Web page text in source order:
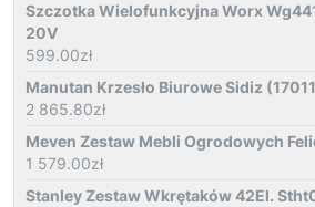
Szczotka Wielofunkcyjna Worx
20V
599.00zł
Manutan Krzesło Biurowe Sidiz
2 865.80zł
Meven Zestaw Mebli Ogrodowych
1 579.00zł
Stanley Zestaw Wkrętaków 42El.